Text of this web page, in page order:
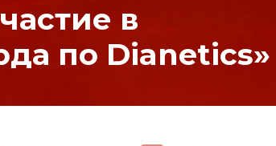
в
по Dianetics»